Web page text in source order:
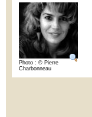
Photo : © Pierre
Charbonneau